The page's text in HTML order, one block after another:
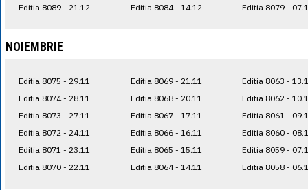
Editia 8089 - 21.12
Editia 8084 - 14.12
Editia 8079 -
NOIEMBRIE
Editia 8075 - 29.11
Editia 8074 - 28.11
Editia 8073 - 27.11
Editia 8072 - 24.11
Editia 8071 - 23.11
Editia 8070 - 22.11
Editia 8069 - 21.11
Editia 8068 - 20.11
Editia 8067 - 17.11
Editia 8066 - 16.11
Editia 8065 - 15.11
Editia 8064 - 14.11
Editia 8063 -
Editia 8062 -
Editia 8061 -
Editia 8060 -
Editia 8059 -
Editia 8058 -